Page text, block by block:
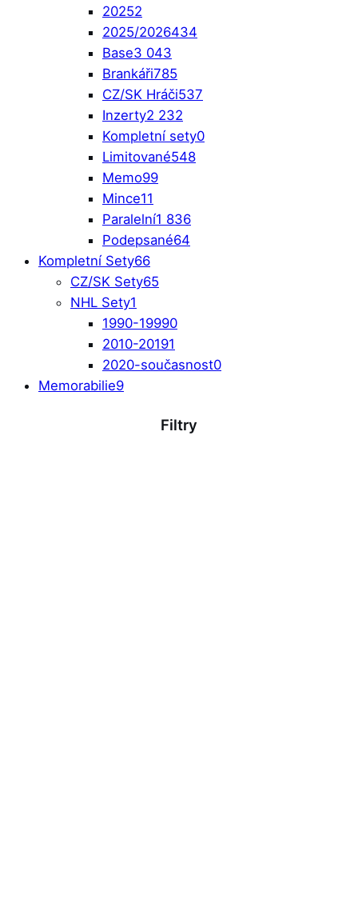
20252
2025/2026434
Base3 043
Brankáři785
CZ/SK Hráči537
Inzerty2 232
Kompletní sety0
Limitované548
Memo99
Mince11
Paralelní1 836
Podepsané64
Kompletní Sety66
CZ/SK Sety65
NHL Sety1
1990-19990
2010-20191
2020-současnost0
Memorabilie9
Filtry